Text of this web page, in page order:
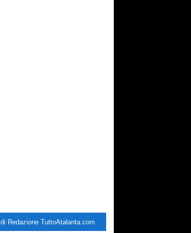
di Redazione TuttoAtalanta.com